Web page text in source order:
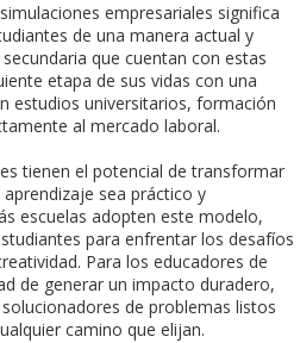
empresariales significa
de una manera actual y
que cuentan con estas
etapa de sus vidas con una
estudios universitarios, formación
al mercado laboral.
tienen el potencial de transformar
sea práctico y
escuelas adopten este modelo,
para enfrentar los desafíos
Para los educadores de
de generar un impacto duradero,
de problemas listos
camino que elijan.